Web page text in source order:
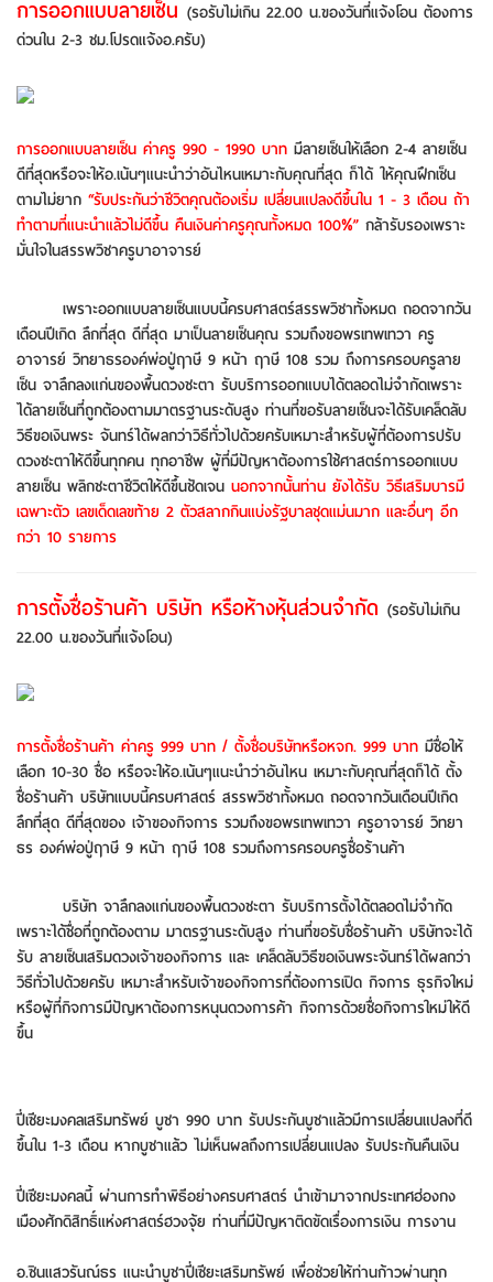
การออกแบบลายเซ็น (รอรับไม่เกิน 22.00 น.ของวันที่แจ้งโอน ต้องการ
ด่วนใน 2-3 ชม.โปรดแจ้งอ.ครับ)
การออกแบบลายเซ็น ค่าครู 990 - 1990 บาท มีลายเซ็นให้เลือก 2-4 ลายเซ็น
ดีที่สุดหรือจะให้อ.เน้นๆแนะนำว่าอันไหนเหมาะกับคุณที่สุด ก็ได้ ให้คุณฝึกเซ็น
ตามไม่ยาก “รับประกันว่าชีวิตคุณต้องเริ่ม เปลี่ยนแปลงดีขึ้นใน 1 - 3 เดือน ถ้า
ทำตามที่แนะนำแล้วไม่ดีขึ้น คืนเงินค่าครูคุณทั้งหมด 100%” กล้ารับรองเพราะ
มั่นใจในสรรพวิชาครูบาอาจารย์
เพราะออกแบบลายเซ็นแบบนี้ครบศาสตร์สรรพวิชาทั้งหมด ถอดจากวัน
เดือนปีเกิด ลึกที่สุด ดีที่สุด มาเป็นลายเซ็นคุณ รวมถึงขอพรเทพเทวา ครู
อาจารย์ วิทยาธรองค์พ่อปู่ฤาษี 9 หน้า ฤาษี 108 รวม ถึงการครอบครูลาย
เซ็น จาลึกลงแก่นของพื้นดวงชะตา รับบริการออกแบบได้ตลอดไม่จำกัดเพราะ
ได้ลายเซ็นที่ถูกต้องตามมาตรฐานระดับสูง ท่านที่ขอรับลายเซ็นจะได้รับเคล็ดลับ
วิธีขอเงินพระ จันทร์ได้ผลกว่าวิธีทั่วไปด้วยครับเหมาะสำหรับผู้ที่ต้องการปรับ
ดวงชะตาให้ดีขึ้นทุกคน ทุกอาชีพ ผู้ที่มีปัญหาต้องการใช้ศาสตร์การออกแบบ
ลายเซ็น พลิกชะตาชีวิตให้ดีขึ้นชัดเจน นอกจากนั้นท่าน ยังได้รับ วิธีเสริมบารมี
เฉพาะตัว เลขเด็ดเลขท้าย 2 ตัวสลากกินแบ่งรัฐบาลชุดแม่นมาก และอื่นๆ อีก
กว่า 10 รายการ
การตั้งชื่อร้านค้า บริษัท หรือห้างหุ้นส่วนจำกัด (รอรับไม่เกิน
22.00 น.ของวันที่แจ้งโอน)
การตั้งชื่อร้านค้า ค่าครู 999 บาท / ตั้งชื่อบริษัทหรือหจก. 999 บาท มีชื่อให้
เลือก 10-30 ชื่อ หรือจะให้อ.เน้นๆแนะนำว่าอันไหน เหมาะกับคุณที่สุดก็ได้ ตั้ง
ชื่อร้านค้า บริษัทแบบนี้ครบศาสตร์ สรรพวิชาทั้งหมด ถอดจากวันเดือนปีเกิด
ลึกที่สุด ดีที่สุดของ เจ้าของกิจการ รวมถึงขอพรเทพเทวา ครูอาจารย์ วิทยา
ธร องค์พ่อปู่ฤาษี 9 หน้า ฤาษี 108 รวมถึงการครอบครูชื่อร้านค้า
บริษัท จาลึกลงแก่นของพื้นดวงชะตา รับบริการตั้งได้ตลอดไม่จำกัด
เพราะได้ชื่อที่ถูกต้องตาม มาตรฐานระดับสูง ท่านที่ขอรับชื่อร้านค้า บริษัทจะได้
รับ ลายเซ็นเสริมดวงเจ้าของกิจการ และ เคล็ดลับวิธีขอเงินพระจันทร์ได้ผลกว่า
วิธีทั่วไปด้วยครับ เหมาะสำหรับเจ้าของกิจการที่ต้องการเปิด กิจการ ธุรกิจใหม่
หรือผู้ที่กิจการมีปัญหาต้องการหนุนดวงการค้า กิจการด้วยชื่อกิจการใหม่ให้ดี
ขึ้น
ปี่เซียะมงคลเสริมทรัพย์ บูชา 990 บาท รับประกันบูชาแล้วมีการเปลี่ยนแปลงที่ดี
ขึ้นใน 1-3 เดือน หากบูชาแล้ว ไม่เห็นผลถึงการเปลี่ยนแปลง รับประกันคืนเงิน
ปี่เซียะมงคลนี้ ผ่านการทำพิธีอย่างครบศาสตร์ นำเข้ามาจากประเทศฮ่องกง
เมืองศักดิสิทธิ์แห่งศาสตร์ฮวงจุ้ย ท่านที่มีปัญหาติดขัดเรื่องการเงิน การงาน
อ.ซินแสวรันณ์ธร แนะนำบูชาปี่เซียะเสริมทรัพย์ เพื่อช่วยให้ท่านก้าวผ่านทุก